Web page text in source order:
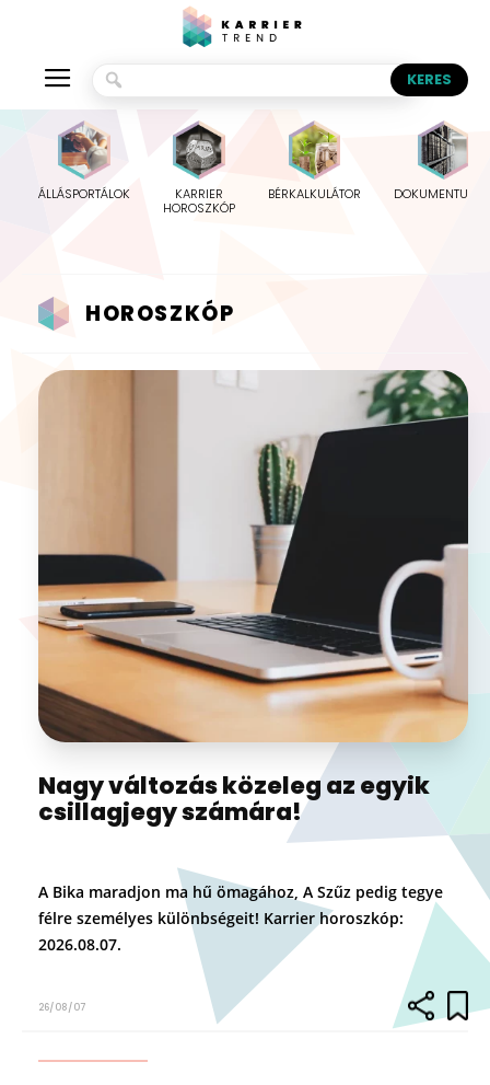
ÁLLÁSPORTÁLOK
KARRIER
HOROSZKÓP
BÉRKALKULÁTOR
HOROSZKÓP
Nagy változás közeleg az egyik
csillagjegy számára!
A Bika maradjon ma hű ömagához, A Szűz pedig tegye
félre személyes különbségeit! Karrier horoszkóp:
2026.08.07.
26/08/07